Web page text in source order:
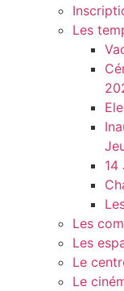
Les
14
Les
Les
Le
Le